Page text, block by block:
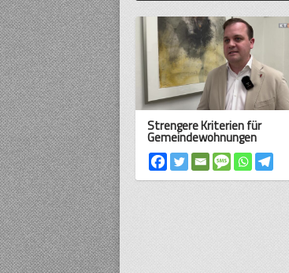
Strengere Kriterien für
Gemeindewohnungen